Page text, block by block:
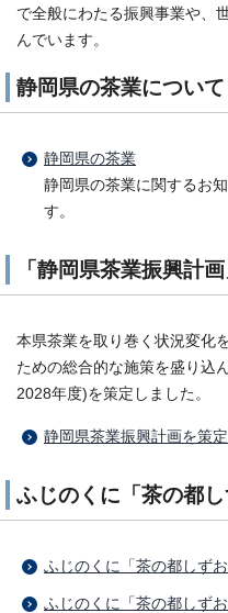
で全般にわたる振興事業や、
んでいます。
静岡県の茶業について
静岡県の茶業
静岡県の茶業に関するお
す。
「静岡県茶業振興計
本県茶業を取り巻く状況変化
ための総合的な施策を盛り込
2028年度)を策定しました。
静岡県茶業振興計画を策
ふじのくに「茶の都
ふじのくに「茶の都しず
ふじのくに「茶の都しず